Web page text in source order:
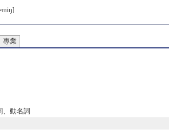
專業
、動名詞